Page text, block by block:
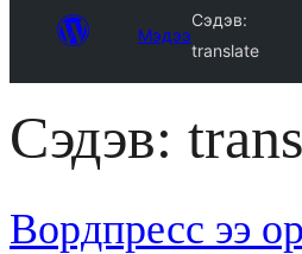
Мэдээ
Сэдэв:
translate
Сэдэв:
Вордпресс ээ